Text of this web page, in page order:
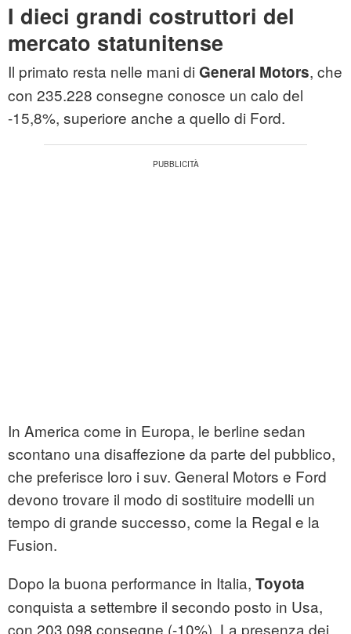
I dieci grandi costruttori del
mercato statunitense
Il primato resta nelle mani di General Motors, che
con 235.228 consegne conosce un calo del
-15,8%, superiore anche a quello di Ford.
In America come in Europa, le berline sedan
scontano una disaffezione da parte del pubblico,
che preferisce loro i suv. General Motors e Ford
devono trovare il modo di sostituire modelli un
tempo di grande successo, come la Regal e la
Fusion.
Dopo la buona performance in Italia, Toyota
conquista a settembre il secondo posto in Usa,
con 203.098 consegne (-10%). La presenza dei